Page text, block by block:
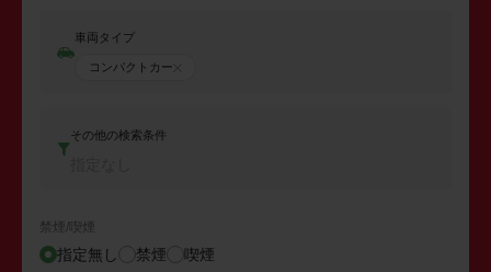
車両タイプ
コンパクトカー
その他の検索条件
禁煙/喫煙
指定無し 禁煙 喫煙